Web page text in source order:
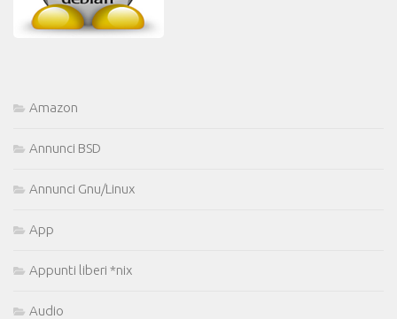
Amazon
Annunci BSD
Annunci Gnu/Linux
App
Appunti liberi *nix
Audio